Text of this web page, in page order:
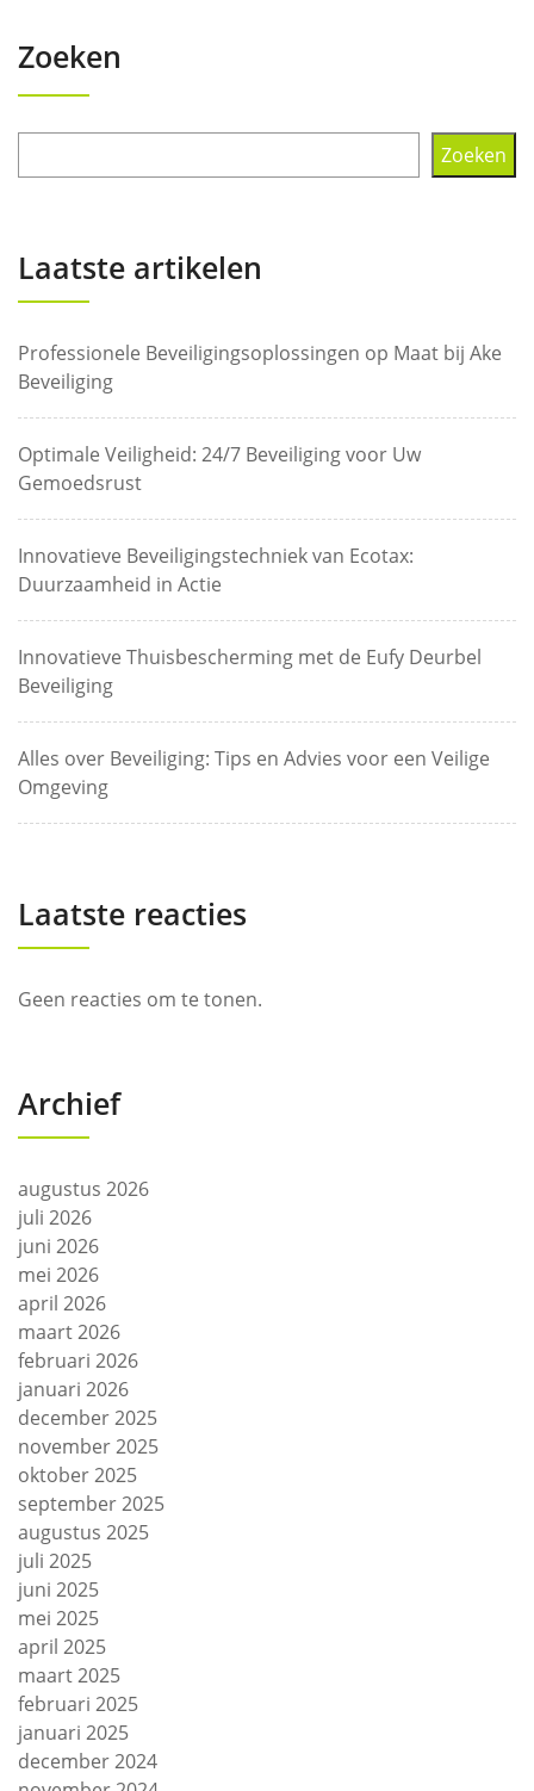
Zoeken
Zoeken
Laatste artikelen
Professionele Beveiligingsoplossingen op Maat bij Ake
Beveiliging
Optimale Veiligheid: 24/7 Beveiliging voor Uw
Gemoedsrust
Innovatieve Beveiligingstechniek van Ecotax:
Duurzaamheid in Actie
Innovatieve Thuisbescherming met de Eufy Deurbel
Beveiliging
Alles over Beveiliging: Tips en Advies voor een Veilige
Omgeving
Laatste reacties
Geen reacties om te tonen.
Archief
augustus 2026
juli 2026
juni 2026
mei 2026
april 2026
maart 2026
februari 2026
januari 2026
december 2025
november 2025
oktober 2025
september 2025
augustus 2025
juli 2025
juni 2025
mei 2025
april 2025
maart 2025
februari 2025
januari 2025
december 2024